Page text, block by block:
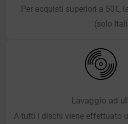
Per acquisti superiori a 50€,
(solo
Lavaggio ad
A tutti i dischi viene effettuato